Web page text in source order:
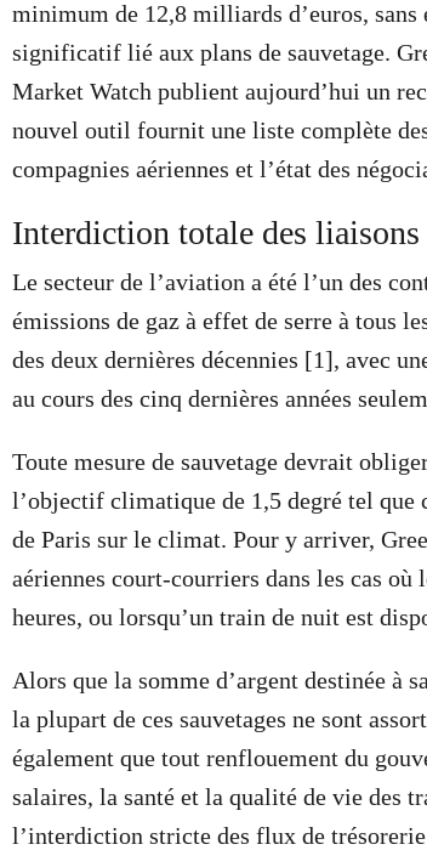
minimum de 12,8 milliards d’euros,
significatif lié aux plans de sauvetage.
Market Watch publient aujourd’hui un
nouvel outil fournit une liste complète
compagnies aériennes et l’état des
Interdiction totale des
Le secteur de l’aviation a été l’un des
émissions de gaz à effet de serre à tous
des deux dernières décennies [1], avec
au cours des cinq dernières années
Toute mesure de sauvetage devrait
l’objectif climatique de 1,5 degré tel que
de Paris sur le climat. Pour y arriver,
aériennes court-courriers dans les cas
heures, ou lorsqu’un train de nuit est
Alors que la somme d’argent destinée à
la plupart de ces sauvetages ne sont
également que tout renflouement du
salaires, la santé et la qualité de vie des
l’interdiction stricte des flux de